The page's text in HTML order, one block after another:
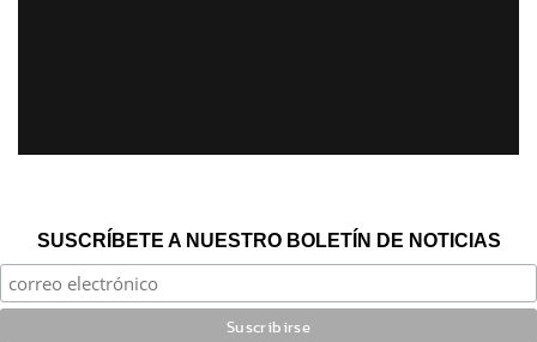
SUSCRÍBETE A NUESTRO BOLETÍN DE NOTICIAS